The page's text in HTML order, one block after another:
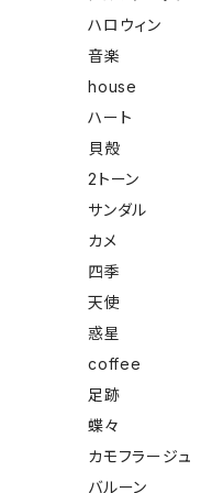
ハロウィン
音楽
house
ハート
貝殻
2トーン
サンダル
カメ
四季
天使
惑星
coffee
足跡
蝶々
カモフラージュ
バルーン